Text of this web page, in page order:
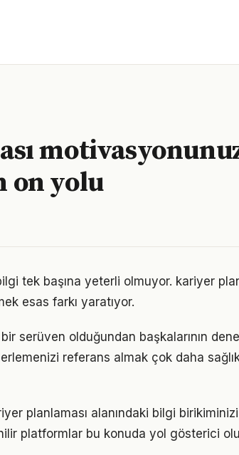
on yolu
tek başına yeterli olmuyor. kariyer
esas farkı yaratıyor.
serüven olduğundan başkalarının
referans almak çok daha
planlaması alanındaki bilgi
platformlar bu konuda yol gösterici